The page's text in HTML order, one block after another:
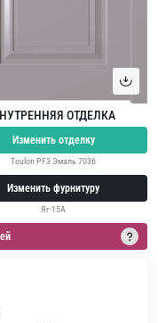
ОТДЕЛКА
Изменить отделку
Toulon PF3 Эмаль 7036
Изменить фурнитуру
Яг-15А